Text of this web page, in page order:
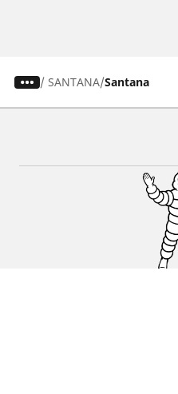
/ SANTANA Santana